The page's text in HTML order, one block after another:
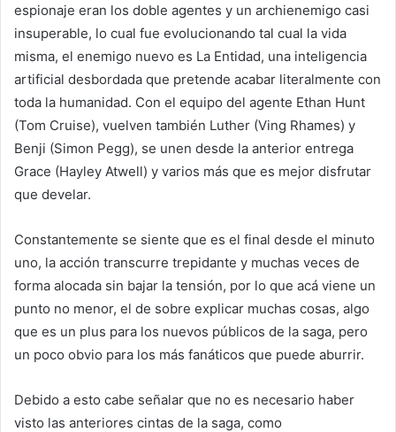
espionaje eran los doble agentes y un archienemigo casi
insuperable, lo cual fue evolucionando tal cual la vida
misma, el enemigo nuevo es La Entidad, una inteligencia
artificial desbordada que pretende acabar literalmente con
toda la humanidad. Con el equipo del agente Ethan Hunt
(Tom Cruise), vuelven también Luther (Ving Rhames) y
Benji (Simon Pegg), se unen desde la anterior entrega
Grace (Hayley Atwell) y varios más que es mejor disfrutar
que develar.
Constantemente se siente que es el final desde el minuto
uno, la acción transcurre trepidante y muchas veces de
forma alocada sin bajar la tensión, por lo que acá viene un
punto no menor, el de sobre explicar muchas cosas, algo
que es un plus para los nuevos públicos de la saga, pero
un poco obvio para los más fanáticos que puede aburrir.
Debido a esto cabe señalar que no es necesario haber
visto las anteriores cintas de la saga, como